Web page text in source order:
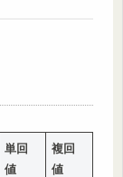
単回
値
複回
値